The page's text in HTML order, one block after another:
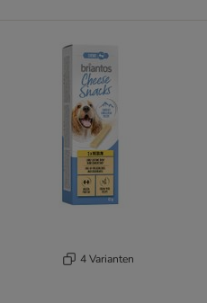
4 Varianten